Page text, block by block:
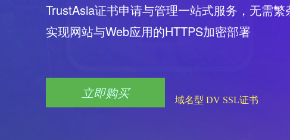
TrustAsia证书申请与管理一站式服务，无需
实现网站与Web应用的HTTPS加密部署
立即购买 域名型 DV SSL证书